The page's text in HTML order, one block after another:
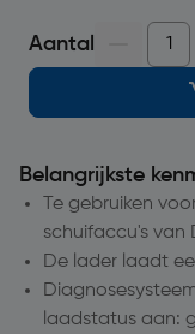
Aantal
Belangrijkste
Te gebruiken
schuifaccu's van
De lader laadt
laadstatus aan: